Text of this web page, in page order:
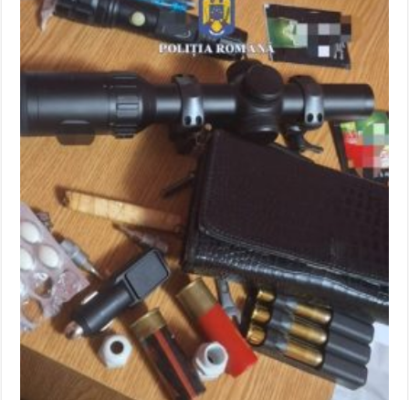
ANUNŢ OPRIRE APĂ în CARANSEBEȘ avarie
ANUNȚ OPRIRE APĂ în Reșița, cartier Țerova – avarie – 04.08.2026